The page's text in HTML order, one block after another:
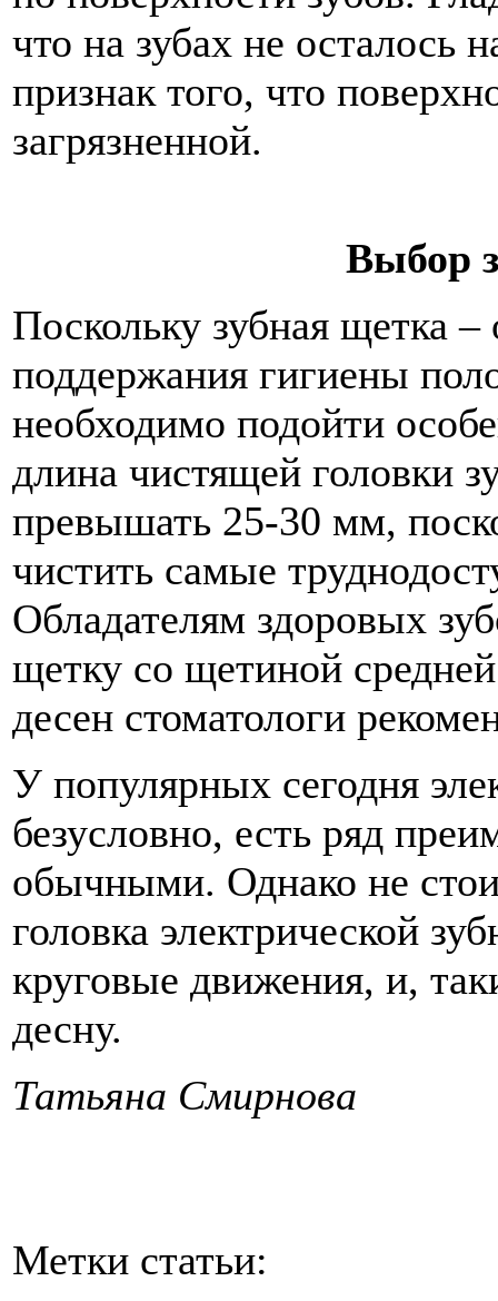
что на зубах не осталось
признак того, что
загрязненной.
Выбор
Поскольку зубная щетка
поддержания гигиены
необходимо подойти
длина чистящей головки
превышать 25-30 мм,
чистить самые
Обладателям здоровых
щетку со щетиной
десен стоматологи
У популярных сегодня
безусловно, есть ряд
обычными. Однако не
головка электрической
круговые движения, и,
десну.
Татьяна Смирнова
Метки статьи: